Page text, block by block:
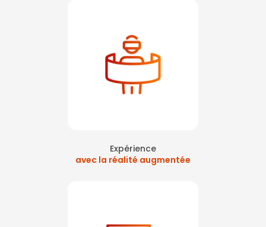
Expérience
avec la réalité augmentée